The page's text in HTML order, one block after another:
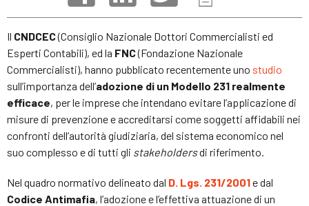
Il CNDCEC(Consiglio Nazionale Dottori Commercialisti ed
Esperti Contabili), ed la FNC(Fondazione Nazionale
Commercialisti), hanno pubblicato recentemente uno studio
sull’importanza dell’adozione di un Modello 231 realmente
efficace, per le imprese che intendano evitare l’applicazione di
misure di prevenzione e accreditarsi come soggetti affidabili nei
confronti dell’autorità giudiziaria, del sistema economico nel
suo complesso e di tutti gli stakeholdersdi riferimento.
Nel quadro normativo delineato dal D. Lgs. 231/2001e dal
Codice Antimafia, l’adozione e l’effettiva attuazione di un